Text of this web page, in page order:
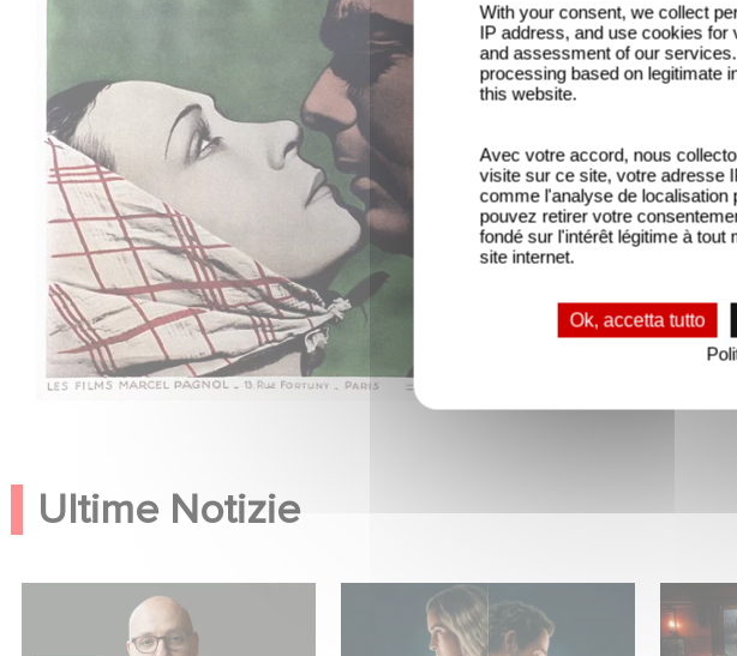
Ultime Notizie
Gaumont USA Acquires
OPUS, an Investigation into
Unfamiliar è al n. 1 nella Top
10 di Netflix delle serie non
When
With your consent, we collect
IP address, and use cookies
and assessment of our
processing based on legitimate
this website.
Avec votre accord, nous
visite sur ce site, votre adresse
comme l'analyse de localisation
pouvez retirer votre
fondé sur l'intérêt légitime à tout
site internet.
Ok, accetta tutto